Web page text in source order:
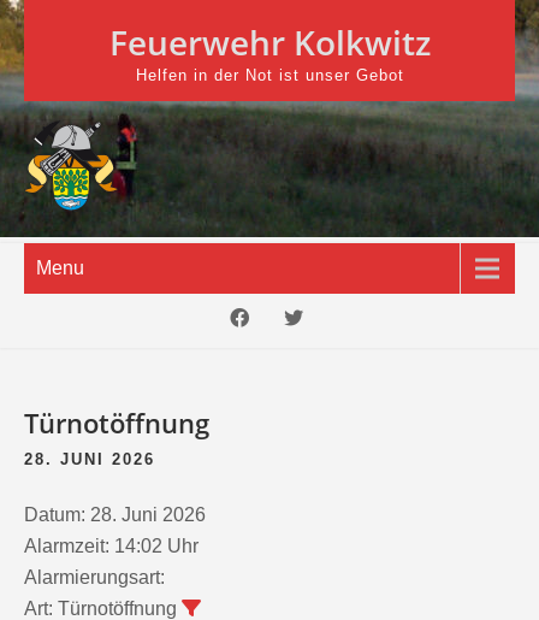
Skip
to
content
Feuerwehr Kolkwitz
Helfen in der Not ist unser Gebot
Menu
Türnotöffnung
28. JUNI 2026
Datum: 28. Juni 2026
Alarmzeit: 14:02 Uhr
Alarmierungsart:
Art: Türnotöffnung